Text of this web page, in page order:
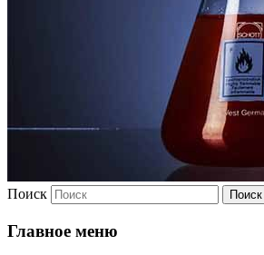
Поиск
Главное меню